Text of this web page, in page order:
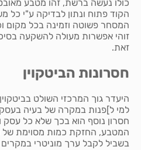
כולו נעשה ברשת, זהו מטבע
הקוד פתוח ונתון לבדיקה ע"י
המסחר פשוטה וזמינה בכל מקום
זוהי אפשרות מעולה להשקעה
זאת.
חסרונות הביטקוין
היעדר גוך המרכזי השולט
למי ל]פנות במקרה של בעיה
חסרון נוסף הוא בכך שלא כל
המטבע, החזקת כמות מסוימת של
בשביל לקבל ערך מוניטרי במקרים